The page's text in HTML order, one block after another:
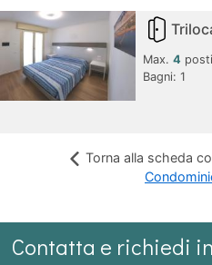
Max.4
Bagni:1
Torna alla scheda
Contatta e richiedi